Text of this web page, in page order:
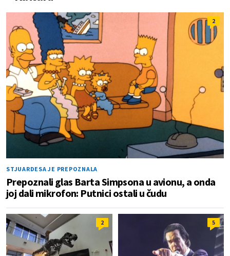
2
STJUARDESA JE PREPOZNALA
Prepoznali glas Barta Simpsona u avionu, a onda
joj dali mikrofon: Putnici ostali u čudu
2 5